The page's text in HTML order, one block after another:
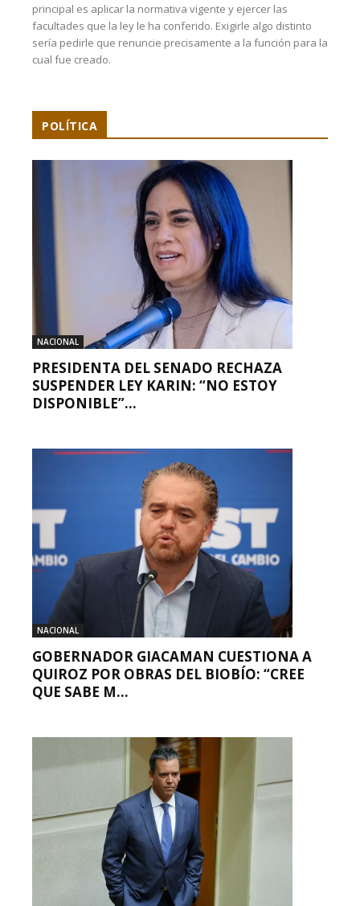
principal es aplicar la normativa vigente y ejercer las
facultades que la ley le ha conferido. Exigirle algo distinto
sería pedirle que renuncie precisamente a la función para la
cual fue creado.
POLÍTICA
NACIONAL
PRESIDENTA DEL SENADO RECHAZA
SUSPENDER LEY KARIN: “NO ESTOY
DISPONIBLE”...
NACIONAL
GOBERNADOR GIACAMAN CUESTIONA A
QUIROZ POR OBRAS DEL BIOBÍO: “CREE
QUE SABE M...